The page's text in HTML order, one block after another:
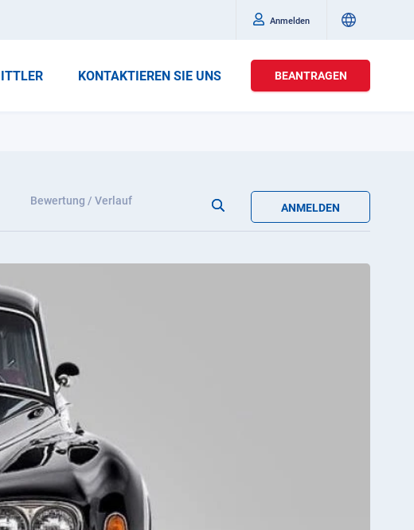
Anmelden
KONTAKTIEREN SIE UNS BEANTRAGEN
Bewertung / Verlauf
ANMELDEN